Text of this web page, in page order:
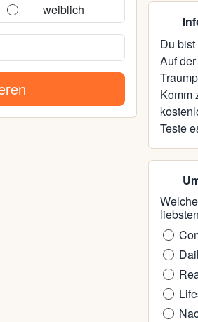
weiblich
Du
Auf
Komm
Teste